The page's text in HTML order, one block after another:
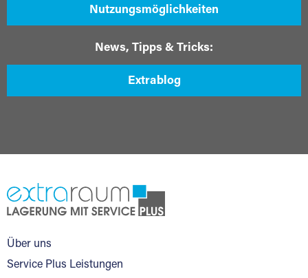
Nutzungsmöglichkeiten
News, Tipps & Tricks:
Extrablog
Über uns
Service Plus Leistungen